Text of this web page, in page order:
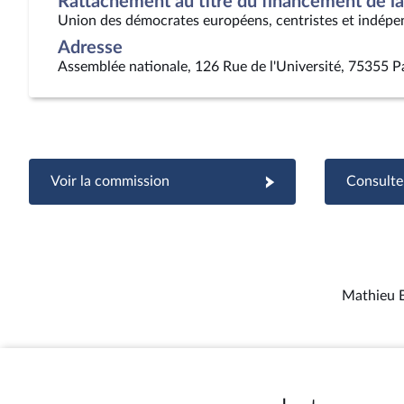
Union des démocrates européens, centristes et
Adresse
Assemblée nationale, 126 Rue de l'Université, 75355
Voir la commission
Mathieu